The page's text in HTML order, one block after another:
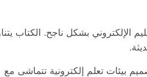
الإلكتروني بشكل ناجح. الكتاب
بيئات تعلم إلكترونية تتماشى مع